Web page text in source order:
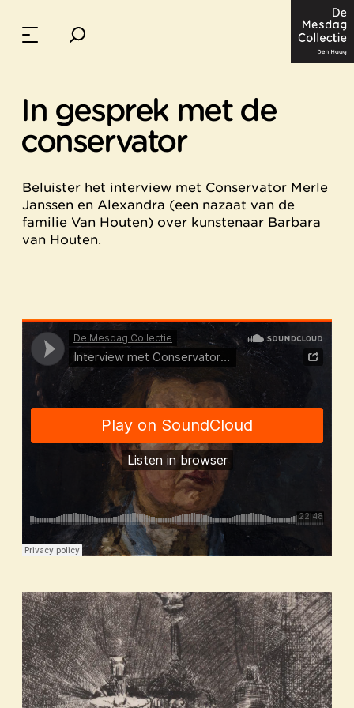
In gesprek met de
conservator
Beluister het interview met Conservator Merle
Janssen en Alexandra (een nazaat van de
familie Van Houten) over kunstenaar Barbara
van Houten.